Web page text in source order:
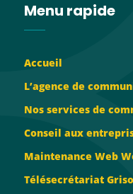
Menu rapide
Accueil
L’agence de
Nos services de
Conseil aux
Maintenance Web
Télésecrétariat